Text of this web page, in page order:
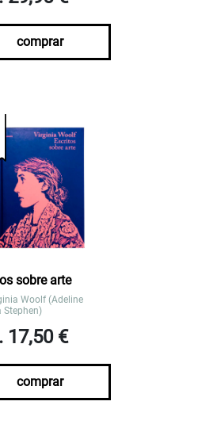
comprar
sobre arte
Woolf (Adeline
Stephen)
17,50 €
comprar